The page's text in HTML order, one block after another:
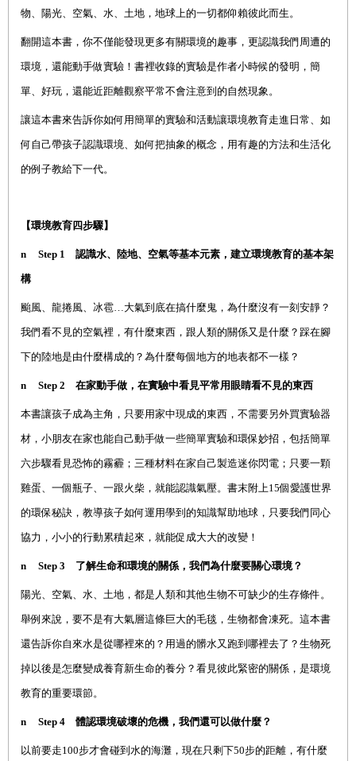
物、陽光、空氣、水、土地，地球上的一切都仰賴彼此而生。
翻開這本書，你不僅能發現更多有關環境的趣事，更認識我們周遭的
環境，還能動手做實驗！書裡收錄的實驗是作者小時候的發明，簡
單、好玩，還能近距離觀察平常不會注意到的自然現象。
讓這本書來告訴你如何用簡單的實驗和活動讓環境教育走進日常、如
何自己帶孩子認識環境、如何把抽象的概念，用有趣的方法和生活化
的例子教給下一代。
【環境教育四步驟】
n Step 1 認識水、陸地、空氣等基本元素，建立環境教育的基本架
構
颱風、龍捲風、冰雹…大氣到底在搞什麼鬼，為什麼沒有一刻安靜？
我們看不見的空氣裡，有什麼東西，跟人類的關係又是什麼？踩在腳
下的陸地是由什麼構成的？為什麼每個地方的地表都不一樣？
n Step 2 在家動手做，在實驗中看見平常用眼睛看不見的東西
本書讓孩子成為主角，只要用家中現成的東西 ， 不需要另外買實驗器
材，小朋友在家也能自己動手做一些簡單實驗和環保妙招，包括簡單
六步驟看見恐怖的霧霾；三種材料在家自己製造迷你閃電；只要一顆
雞蛋、一個瓶子、一跟火柴，就能認識氣壓。書末附上15個愛護世界
的環保秘訣，教導孩子如何運用學到的知識幫助地球，只要我們同心
協力，小小的行動累積起來，就能促成大大的改變！
n Step 3 了解生命和環境的關係，我們為什麼要關心環境？
陽光、空氣、水、土地，都是人類和其他生物不可缺少的生存條件。
舉例來說，要不是有大氣層這條巨大的毛毯，生物都會凍死。這本書
還告訴你自來水是從哪裡來的？用過的髒水又跑到哪裡去了？生物死
掉以後是怎麼變成養育新生命的養分？看見彼此緊密的關係，是環境
教育的重要環節。
n Step 4 體認環境破壞的危機，我們還可以做什麼？
以前要走100步才會碰到水的海灘，現在只剩下50步的距離，有什麼